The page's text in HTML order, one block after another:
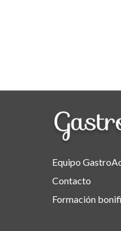
Equipo
Contacto
Formación